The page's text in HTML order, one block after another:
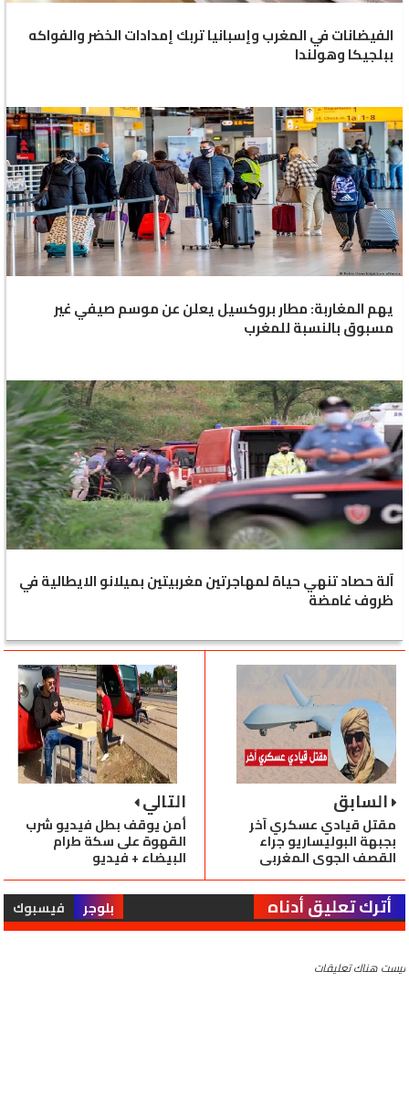
الفيضانات في المغرب وإسبانيا تربك إمدادات الخضر والفواكه
ببلجيكا وهولندا
يهم المغاربة: مطار بروكسيل يعلن عن موسم صيفي غير
مسبوق بالنسبة للمغرب
آلة حصاد تنهي حياة لمهاجرتين مغربيتين بميلانو الايطالية في
ظروف غامضة
التالي
أمن يوقف بطل فيديو شرب
القهوة على سكة طرام
البيضاء + فيديو
السابق
مقتل قيادي عسكري آخر
بجبهة البوليساريو جراء
القصف الجوي المغربي
أترك تعليق أدناه بلوجر فيسبوك
ليست هناك تعليقات